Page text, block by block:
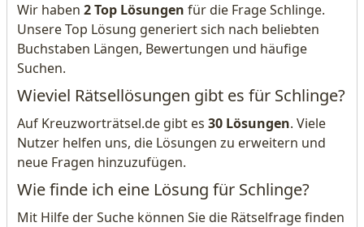
Wir haben 2 Top Lösungen für die Frage Schlinge.
Unsere Top Lösung generiert sich nach beliebten
Buchstaben Längen, Bewertungen und häufige
Suchen.
Wieviel Rätsellösungen gibt es für Schlinge?
Auf Kreuzworträtsel.de gibt es 30 Lösungen. Viele
Nutzer helfen uns, die Lösungen zu erweitern und
neue Fragen hinzuzufügen.
Wie finde ich eine Lösung für Schlinge?
Mit Hilfe der Suche können Sie die Rätselfrage finden